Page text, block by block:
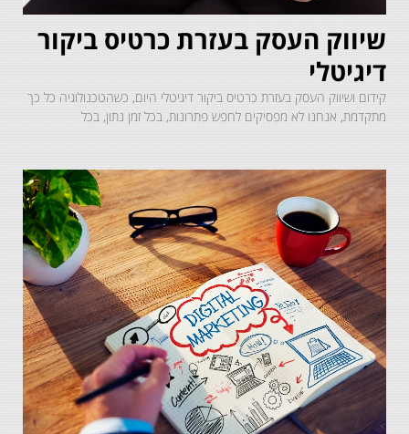
שיווק העסק בעזרת כרטיס ביקור
דיגיטלי
קידום ושיווק העסק בעזרת כרטיס ביקור דיגיטלי היום, כשהטכנולוגיה כל כך
מתקדמת, אנחנו לא מפסיקים לחפש פתרונות, בכל זמן נתון, בכל